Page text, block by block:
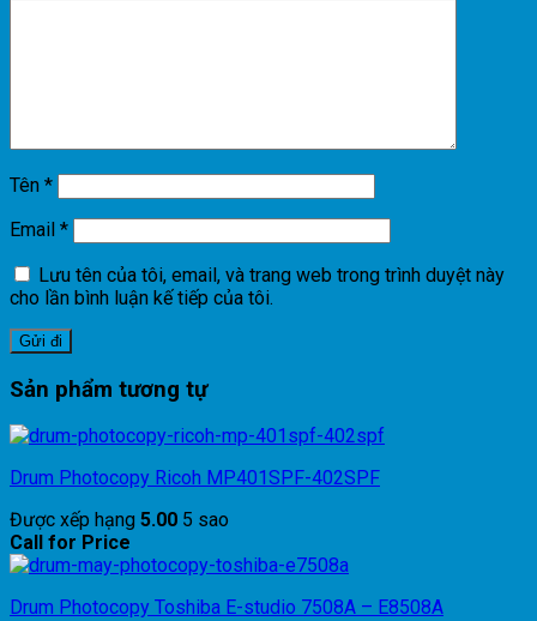
Tên *
Email *
Lưu tên của tôi, email, và trang web trong trình duyệt này
cho lần bình luận kế tiếp của tôi.
Sản phẩm tương tự
Drum Photocopy Ricoh MP401SPF-402SPF
Được xếp hạng 5.00 5 sao
Call for Price
Drum Photocopy Toshiba E-studio 7508A – E8508A